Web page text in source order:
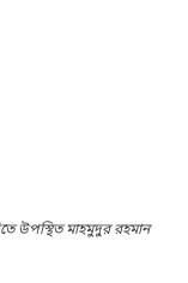
উপস্থিত মাহমুদুর রহমান